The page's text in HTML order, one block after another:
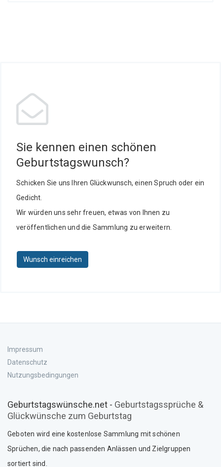
Sie kennen einen schönen
Geburtstagswunsch?
Schicken Sie uns Ihren Glückwunsch, einen Spruch oder ein
Gedicht.
Wir würden uns sehr freuen, etwas von Ihnen zu
veröffentlichen und die Sammlung zu erweitern.
Wunsch einreichen
Impressum
Datenschutz
Nutzungsbedingungen
Geburtstagswünsche.net - Geburtstagssprüche &
Glückwünsche zum Geburtstag
Geboten wird eine kostenlose Sammlung mit schönen
Sprüchen, die nach passenden Anlässen und Zielgruppen
sortiert sind.